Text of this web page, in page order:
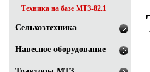
Техника на базе МТЗ-82.1
Сельхозтехника
Навесное оборудование